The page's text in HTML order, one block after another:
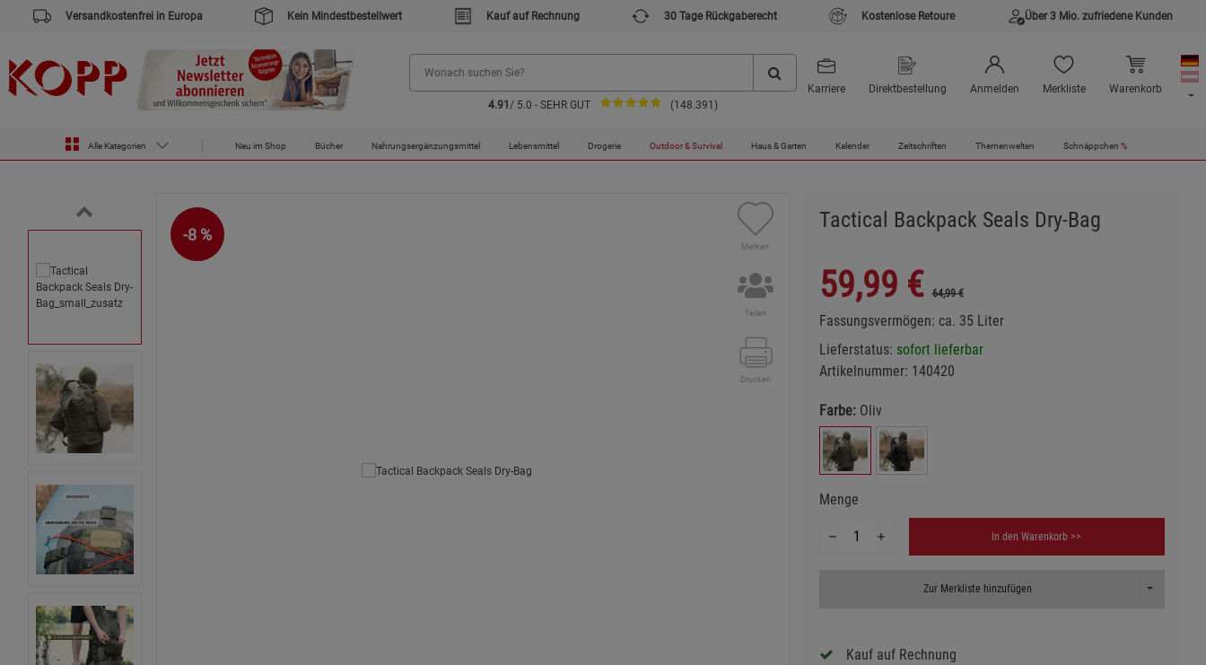
Versandkostenfrei in Europa Kein Mindestbestellwert Kauf auf Rechnung 30 Tage Rückgaberecht Kostenlose Retoure Über 3 Mio. zufriedene Kunden
4.91 / 5.0 - SEHR GUT (148.391)
Karriere Direktbestellung Anmelden Merkliste Warenkorb
Alle Kategorien Neu im Shop Bücher Nahrungsergänzungsmittel Lebensmittel Drogerie Outdoor & Survival Haus & Garten Kalender Zeitschriften Themenwelten Schnäppchen %
Zur Startseite des Kopp Verlag Online-Shop
Outdoor & Survival Rucksäcke & Taschen Tactical Backpack Seals Dry-Bag
-8 %
Merken
Teilen
Drucken
Tactical Backpack Seals Dry-Bag
59,99 € 64,99 €
Fassungsvermögen: ca. 35 Liter
Lieferstatus: sofort lieferbar
Artikelnummer: 140420
Farbe:Oliv
Menge
In den Warenkorb >>
Zur Merkliste hinzufügen Toggle
Kauf auf Rechnung